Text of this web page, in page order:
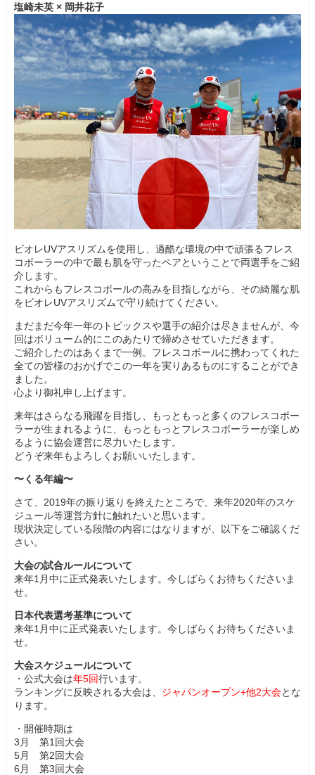
塩崎未英 × 岡井花子
ビオレUVアスリズムを使用し、過酷な環境の中で頑張るフレス
コボーラーの中で最も肌を守ったペアということで両選手をご紹
介します。
これからもフレスコボールの高みを目指しながら、その綺麗な肌
をビオレUVアスリズムで守り続けてください。
まだまだ今年一年のトピックスや選手の紹介は尽きませんが、今
回はボリューム的にこのあたりで締めさせていただきます。
ご紹介したのはあくまで一例。フレスコボールに携わってくれた
全ての皆様のおかげでこの一年を実りあるものにすることができ
ました。
心より御礼申し上げます。
来年はさらなる飛躍を目指し、もっともっと多くのフレスコボー
ラーが生まれるように、もっともっとフレスコボーラーが楽しめ
るように協会運営に尽力いたします。
どうぞ来年もよろしくお願いいたします。
〜くる年編〜
さて、2019年の振り返りを終えたところで、来年2020年のスケ
ジュール等運営方針に触れたいと思います。
現状決定している段階の内容にはなりますが、以下をご確認くだ
さい。
大会の試合ルールについて
来年1月中に正式発表いたします。今しばらくお待ちくださいま
せ。
日本代表選考基準について
来年1月中に正式発表いたします。今しばらくお待ちくださいま
せ。
大会スケジュールについて
・公式大会は年5回行います。
ランキングに反映される大会は、 ジャパンオープン+他2大会とな
ります。
・開催時期は
3月 第1回大会
5月 第2回大会
6月 第3回大会